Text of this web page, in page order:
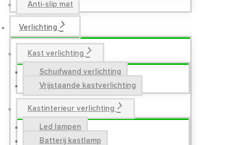
Anti-slip mat
Verlichting
Kast verlichting
Schuifwand verlichting
Vrijstaande kastverlichting
Kastinterieur verlichting
Led lampen
Batterij kastlamp